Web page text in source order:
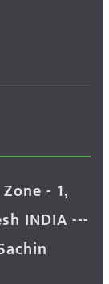
- 1,
INDIA ---